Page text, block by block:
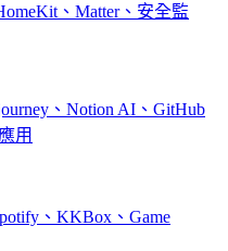
、Matter、安全監
、Notion AI、GitHub
用
、KKBox、Game